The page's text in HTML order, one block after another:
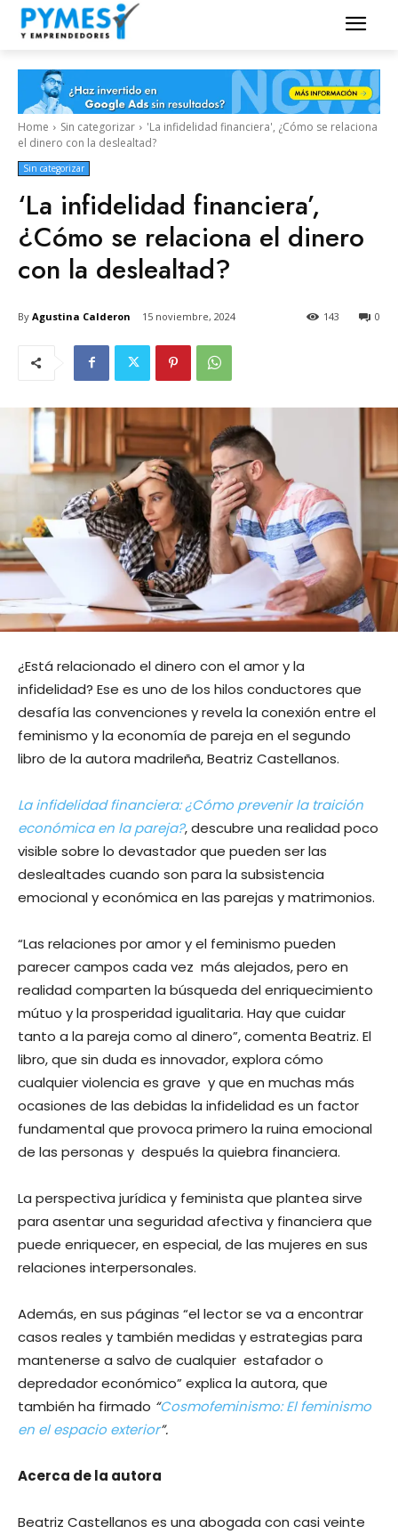
Home Sin categorizar
'La infidelidad financiera', ¿Cómo se relaciona
el dinero con la deslealtad?
Sin categorizar
‘La infidelidad financiera’,
¿Cómo se relaciona el dinero
con la deslealtad?
By Agustina Calderon 15 noviembre, 2024 0
143
¿Está relacionado el dinero con el amor y la
infidelidad? Ese es uno de los hilos conductores que
desafía las convenciones y revela la conexión entre el
feminismo y la economía de pareja en el segundo
libro de la autora madrileña, Beatriz Castellanos.
La infidelidad financiera: ¿Cómo prevenir la traición
económica en la pareja?, descubre una realidad poco
visible sobre lo devastador que pueden ser las
deslealtades cuando son para la subsistencia
emocional y económica en las parejas y matrimonios.
“Las relaciones por amor y el feminismo pueden
parecer campos cada vez más alejados, pero en
realidad comparten la búsqueda del enriquecimiento
mútuo y la prosperidad igualitaria. Hay que cuidar
tanto a la pareja como al dinero”, comenta Beatriz. El
libro, que sin duda es innovador, explora cómo
cualquier violencia es grave y que en muchas más
ocasiones de las debidas la infidelidad es un factor
fundamental que provoca primero la ruina emocional
de las personas y después la quiebra financiera.
La perspectiva jurídica y feminista que plantea sirve
para asentar una seguridad afectiva y financiera que
puede enriquecer, en especial, de las mujeres en sus
relaciones interpersonales.
Además, en sus páginas “el lector se va a encontrar
casos reales y también medidas y estrategias para
mantenerse a salvo de cualquier estafador o
depredador económico” explica la autora, que
también ha firmado “Cosmofeminismo: El feminismo
en el espacio exterior”.
Acerca de la autora
Beatriz Castellanos es una abogada con casi veinte